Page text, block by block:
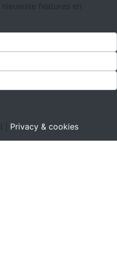
features en
| Privacy & cookies